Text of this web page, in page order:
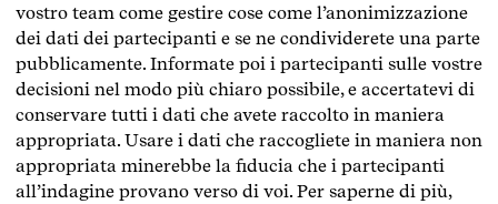
vostro team come gestire cose come l’anonimizzazione
dei dati dei partecipanti e se ne condividerete una parte
pubblicamente. Informate poi i partecipanti sulle vostre
decisioni nel modo più chiaro possibile, e accertatevi di
conservare tutti i dati che avete raccolto in maniera
appropriata. Usare i dati che raccogliete in maniera non
appropriata minerebbe la fiducia che i partecipanti
all’indagine provano verso di voi. Per saperne di più,